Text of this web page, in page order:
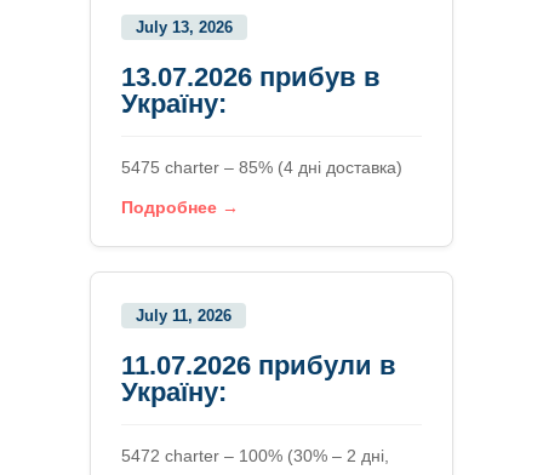
July 13, 2026
13.07.2026 прибув в
Україну:
5475 charter – 85% (4 дні доставка)
Подробнее →
July 11, 2026
11.07.2026 прибули в
Україну:
5472 charter – 100% (30% – 2 дні,